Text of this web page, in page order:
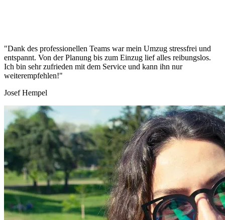
"Dank des professionellen Teams war mein Umzug stressfrei und
entspannt. Von der Planung bis zum Einzug lief alles reibungslos.
Ich bin sehr zufrieden mit dem Service und kann ihn nur
weiterempfehlen!"
Josef Hempel